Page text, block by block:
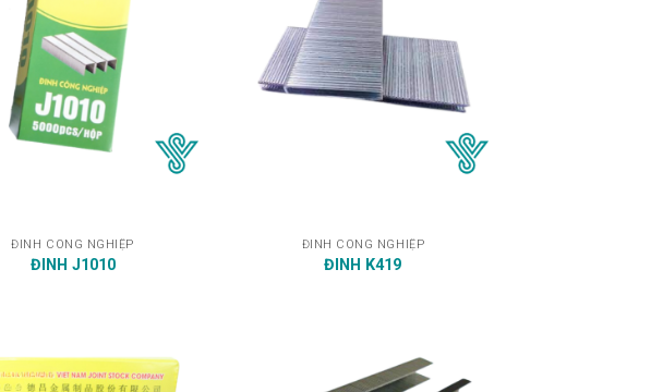
ĐINH CÔNG NGHIỆP
ĐINH J1010
ĐINH CÔNG NGHIỆP
ĐINH K419